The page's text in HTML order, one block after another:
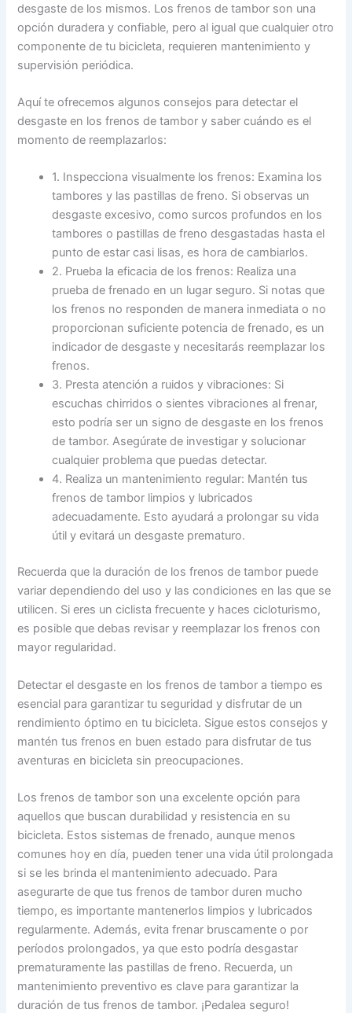
desgaste de los mismos. Los frenos de tambor son una
opción duradera y confiable, pero al igual que cualquier otro
componente de tu bicicleta, requieren mantenimiento y
supervisión periódica.
Aquí te ofrecemos algunos consejos para detectar el
desgaste en los frenos de tambor y saber cuándo es el
momento de reemplazarlos:
1. Inspecciona visualmente los frenos: Examina los
tambores y las pastillas de freno. Si observas un
desgaste excesivo, como surcos profundos en los
tambores o pastillas de freno desgastadas hasta el
punto de estar casi lisas, es hora de cambiarlos.
2. Prueba la eficacia de los frenos: Realiza una
prueba de frenado en un lugar seguro. Si notas que
los frenos no responden de manera inmediata o no
proporcionan suficiente potencia de frenado, es un
indicador de desgaste y necesitarás reemplazar los
frenos.
3. Presta atención a ruidos y vibraciones: Si
escuchas chirridos o sientes vibraciones al frenar,
esto podría ser un signo de desgaste en los frenos
de tambor. Asegúrate de investigar y solucionar
cualquier problema que puedas detectar.
4. Realiza un mantenimiento regular: Mantén tus
frenos de tambor limpios y lubricados
adecuadamente. Esto ayudará a prolongar su vida
útil y evitará un desgaste prematuro.
Recuerda que la duración de los frenos de tambor puede
variar dependiendo del uso y las condiciones en las que se
utilicen. Si eres un ciclista frecuente y haces cicloturismo,
es posible que debas revisar y reemplazar los frenos con
mayor regularidad.
Detectar el desgaste en los frenos de tambor a tiempo es
esencial para garantizar tu seguridad y disfrutar de un
rendimiento óptimo en tu bicicleta. Sigue estos consejos y
mantén tus frenos en buen estado para disfrutar de tus
aventuras en bicicleta sin preocupaciones.
Los frenos de tambor son una excelente opción para
aquellos que buscan durabilidad y resistencia en su
bicicleta. Estos sistemas de frenado, aunque menos
comunes hoy en día, pueden tener una vida útil prolongada
si se les brinda el mantenimiento adecuado. Para
asegurarte de que tus frenos de tambor duren mucho
tiempo, es importante mantenerlos limpios y lubricados
regularmente. Además, evita frenar bruscamente o por
períodos prolongados, ya que esto podría desgastar
prematuramente las pastillas de freno. Recuerda, un
mantenimiento preventivo es clave para garantizar la
duración de tus frenos de tambor. ¡Pedalea seguro!